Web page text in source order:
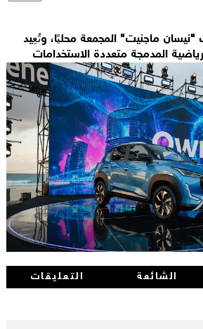
ماجنيت" المجمعة محليًا، وتُعِيد
المدمجة متعددة الاستخدامات
الشائعة التعليقات